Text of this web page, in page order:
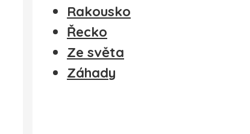
Rakousko
Řecko
Ze světa
Záhady